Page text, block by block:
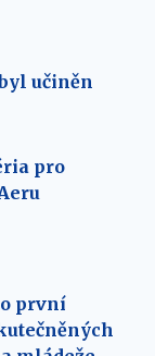
učiněn
pro
první